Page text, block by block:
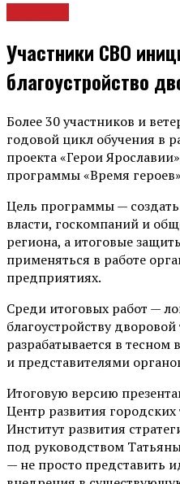
Участники СВО
благоустройство
Более 30 участников и
годовой цикл обучения в
проекта «Герои
программы «Время
Цель программы —
власти, госкомпаний и
региона, а итоговые
применяться в работе
предприятиях.
Среди итоговых работ —
благоустройству
разрабатывается в
и представителями
Итоговую версию
Центр развития
Институт развития
под руководством
— не просто представить